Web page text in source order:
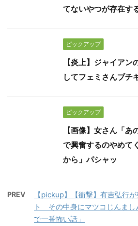
てないやつが存在す
ピックアップ
【炎上】ジャイア
してフェミさんブチ
ピックアップ
【画像】女さん「あ
で興奮するのやめて
から」パシャッ
PREV
【pickup】【衝撃】有吉弘行
ト その中身にマツコじんまし
で一番怖い話」